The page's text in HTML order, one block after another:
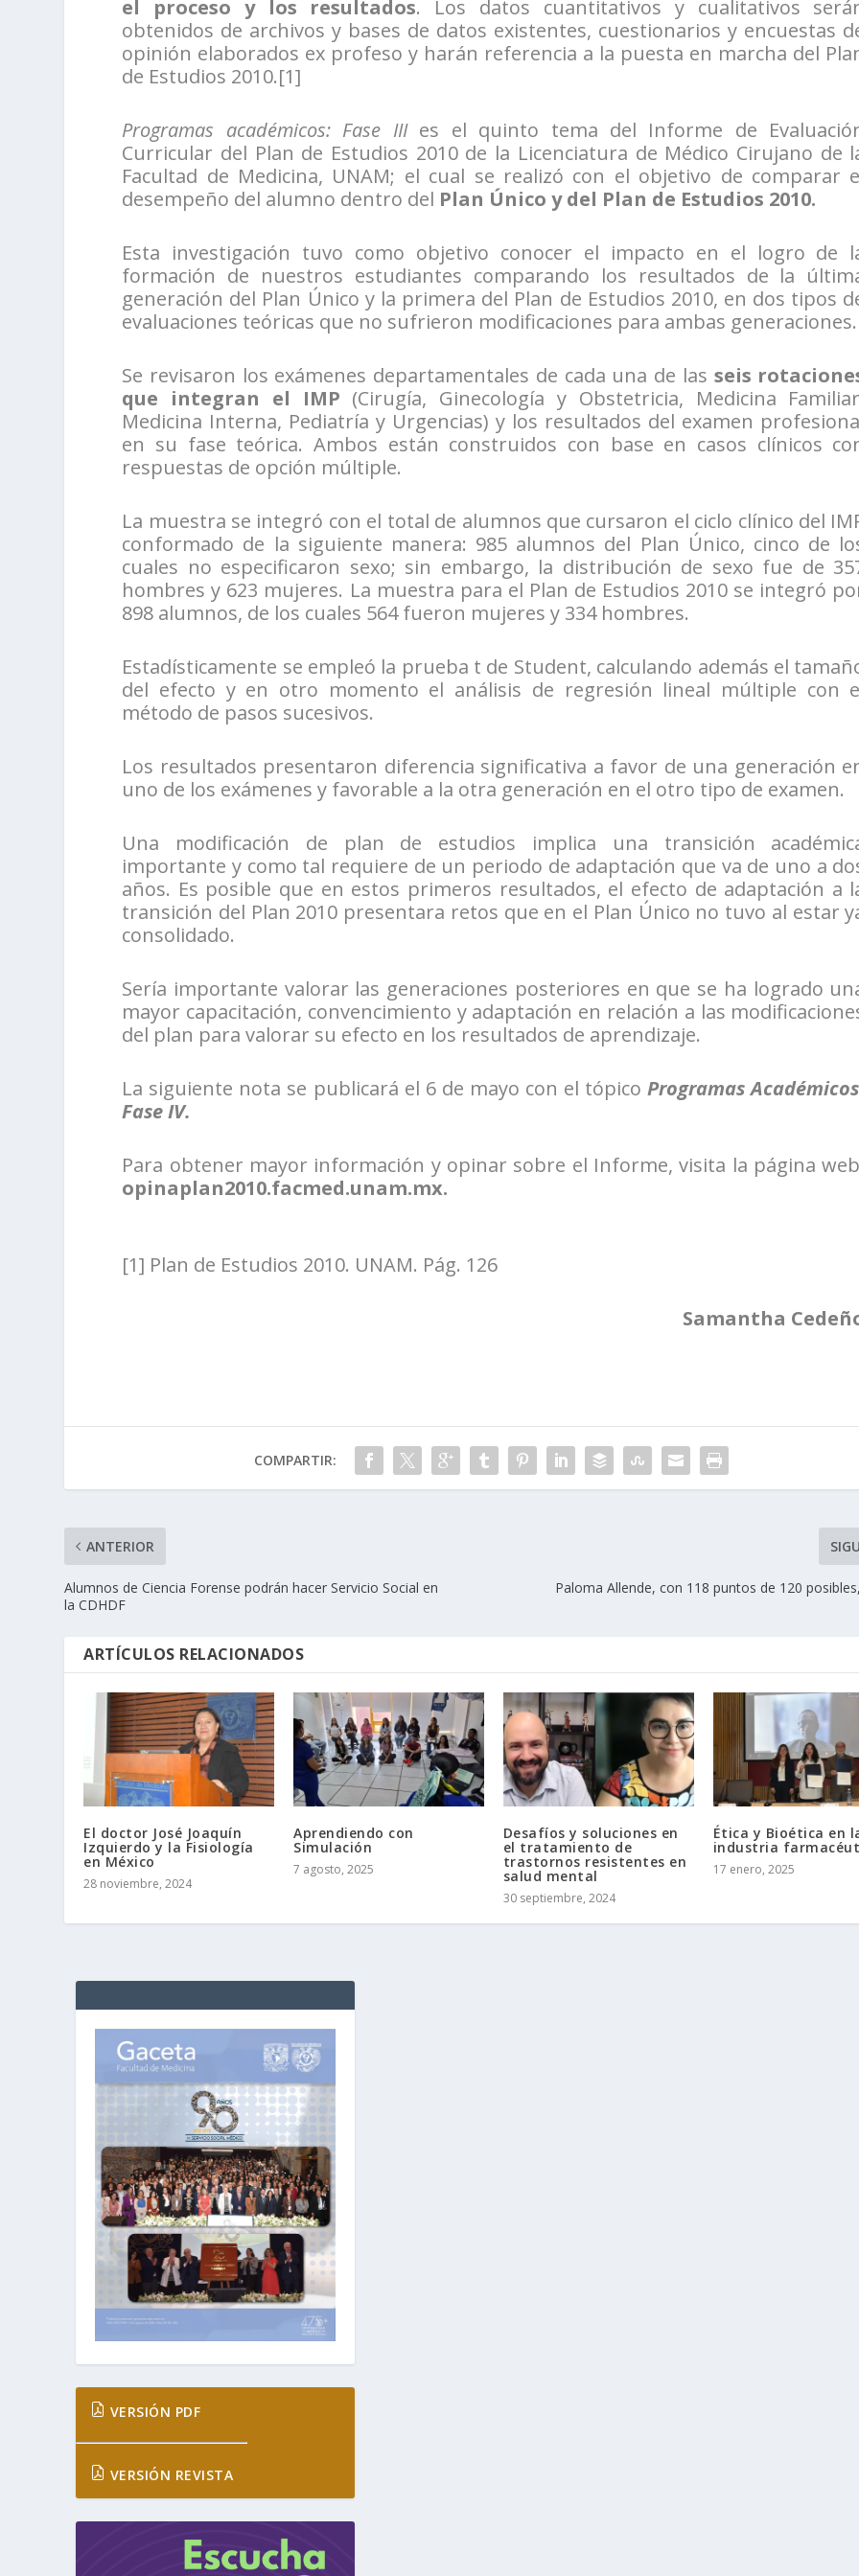
el proceso y los resultados. Los datos cuantitativos y cualitativos
obtenidos de archivos y bases de datos existentes, cuestionarios y encuestas
opinión elaborados ex profeso y harán referencia a la puesta en marcha del
de Estudios 2010.[1]
Programas académicos: Fase IIIes el quinto tema del Informe de
Curricular del Plan de Estudios 2010 de la Licenciatura de Médico Cirujano de
Facultad de Medicina, UNAM; el cual se realizó con el objetivo de comparar
desempeño del alumno dentro del Plan Único y del Plan de Estudios 2010.
Esta investigación tuvo como objetivo conocer el impacto en el logro de
formación de nuestros estudiantes comparando los resultados de la
generación del Plan Único y la primera del Plan de Estudios 2010, en dos tipos
evaluaciones teóricas que no sufrieron modificaciones para ambas generaciones.
Se revisaron los exámenes departamentales de cada una de las seis
que integran el IMP (Cirugía, Ginecología y Obstetricia, Medicina
Medicina Interna, Pediatría y Urgencias) y los resultados del examen
en su fase teórica. Ambos están construidos con base en casos clínicos
respuestas de opción múltiple.
La muestra se integró con el total de alumnos que cursaron el ciclo clínico del
conformado de la siguiente manera: 985 alumnos del Plan Único, cinco de
cuales no especificaron sexo; sin embargo, la distribución de sexo fue de
hombres y 623 mujeres. La muestra para el Plan de Estudios 2010 se integró
898 alumnos, de los cuales 564 fueron mujeres y 334 hombres.
Estadísticamente se empleó la prueba t de Student, calculando además el
del efecto y en otro momento el análisis de regresión lineal múltiple con
método de pasos sucesivos.
Los resultados presentaron diferencia significativa a favor de una generación
uno de los exámenes y favorable a la otra generación en el otro tipo de examen.
Una modificación de plan de estudios implica una transición
importante y como tal requiere de un periodo de adaptación que va de uno a
años. Es posible que en estos primeros resultados, el efecto de adaptación a
transición del Plan 2010 presentara retos que en el Plan Único no tuvo al estar
consolidado.
Sería importante valorar las generaciones posteriores en que se ha logrado
mayor capacitación, convencimiento y adaptación en relación a las
del plan para valorar su efecto en los resultados de aprendizaje.
La siguiente nota se publicará el 6 de mayo con el tópicoProgramas
Fase IV.
Para obtener mayor información y opinar sobre el Informe, visita la página
opinaplan2010.facmed.unam.mx.
[1] Plan de Estudios 2010. UNAM. Pág. 126
Samantha
COMPARTIR:
ANTERIOR
Alumnos de Ciencia Forense podrán hacer Servicio Social en
la CDHDF
Paloma Allende, con 118 puntos de 120
ARTÍCULOS RELACIONADOS
El doctor José Joaquín
Izquierdo y la Fisiología
en México
28 noviembre, 2024
Aprendiendo con
Simulación
7 agosto, 2025
Desafíos y soluciones en
el tratamiento de
trastornos resistentes en
salud mental
30 septiembre, 2024
Ética y Bioética en
industria
17 enero, 2025
VERSIÓN PDF
VERSIÓN REVISTA